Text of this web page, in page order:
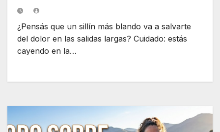
¿Pensás que un sillín más blando va a salvarte
del dolor en las salidas largas? Cuidado: estás
cayendo en la…